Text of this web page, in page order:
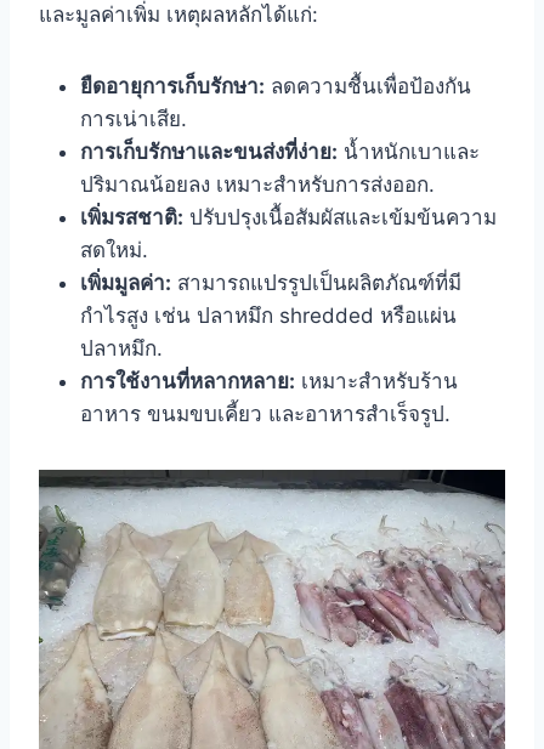
และมูลค่าเพิ่ม เหตุผลหลักได้แก่:
ยืดอายุการเก็บรักษา: ลดความชื้นเพื่อป้องกัน
การเน่าเสีย.
การเก็บรักษาและขนส่งที่ง่าย: น้ำหนักเบาและ
ปริมาณน้อยลง เหมาะสำหรับการส่งออก.
เพิ่มรสชาติ: ปรับปรุงเนื้อสัมผัสและเข้มข้นความ
สดใหม่.
เพิ่มมูลค่า: สามารถแปรรูปเป็นผลิตภัณฑ์ที่มี
กำไรสูง เช่น ปลาหมึก shredded หรือแผ่น
ปลาหมึก.
การใช้งานที่หลากหลาย: เหมาะสำหรับร้าน
อาหาร ขนมขบเคี้ยว และอาหารสำเร็จรูป.